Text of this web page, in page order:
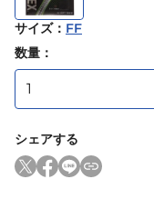
サイズ： FF
数量：
シェアする